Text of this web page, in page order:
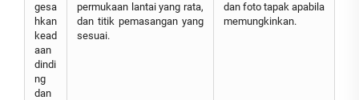
gesa
hkan
kead
aan
dindi
ng
dan
permukaan lantai yang rata,
dan titik pemasangan yang
sesuai.
dan foto tapak apabila
memungkinkan.